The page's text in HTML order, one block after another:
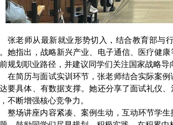
张老师从最新就业形势切入，结合教育部与
她指出，战略新兴产业、电子通信、医疗健
规划职业路径， 并建议同学们关注国家战略导
在简历与面试实训环节，张老师结合实际案
要具体、有数据支撑。她还分享了面试礼仪
不断增强核心竞争力。
整场讲座内容紧凑、案例生动，互动环节学